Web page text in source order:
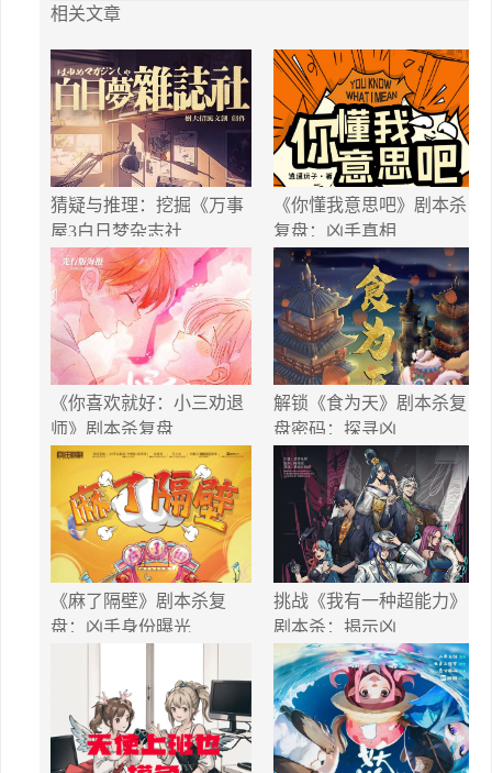
相关文章
猜疑与推理：挖掘《万事
屋3白日梦杂志社
《你懂我意思吧》剧本杀
复盘：凶手真相
《你喜欢就好：小三劝退
师》剧本杀复盘
解锁《食为天》剧本杀复
盘密码：探寻凶
《麻了隔壁》剧本杀复
盘：凶手身份曝光
挑战《我有一种超能力》
剧本杀：揭示凶